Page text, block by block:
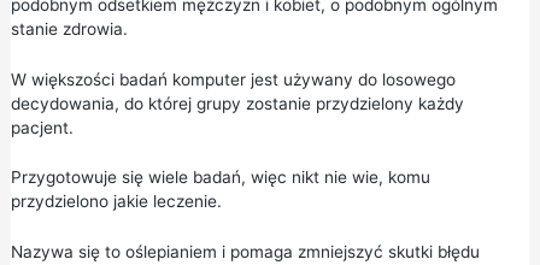
podobnym odsetkiem mężczyzn i kobiet, o podobnym ogólnym
stanie zdrowia.
W większości badań komputer jest używany do losowego
decydowania, do której grupy zostanie przydzielony każdy
pacjent.
Przygotowuje się wiele badań, więc nikt nie wie, komu
przydzielono jakie leczenie.
Nazywa się to oślepianiem i pomaga zmniejszyć skutki błędu